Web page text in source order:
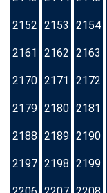
2152 2153 2154
2161 2162 2163
2170 2171 2172
2179 2180 2181
2188 2189 2190
2197 2198 2199